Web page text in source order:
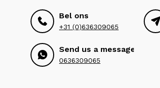
Bel ons
+31 (0)636309065
Send us a message
0636309065